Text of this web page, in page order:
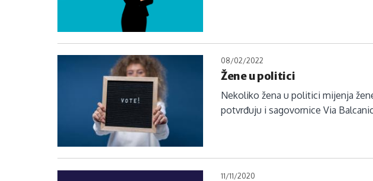
08/02/2022
Žene u politici
Nekoliko žena u politici mijenja
potvrđuju i sagovornice Via
11/11/2020